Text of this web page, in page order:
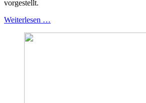
vorgestellt.
Weiterlesen …